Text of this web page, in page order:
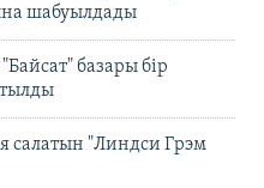
шабуылдады
базары бір
салатын "Линдси Грэм